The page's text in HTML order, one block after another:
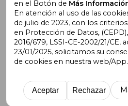
Buscalibre Argentina| Buscalibre
Buscalibre Uruguay|Buscalibre
Perú
|Buscalibre Estados Unidos
Países|Bookdelivery
en el Botón de Más
En atención al uso de las
de julio de 2023, con los
en Protección de Datos,
2016/679, LSSI-CE-2002/21/CE,
23/01/2025, solicitamos su
de cookies en nuestra web/App.
Aceptar Rechazar